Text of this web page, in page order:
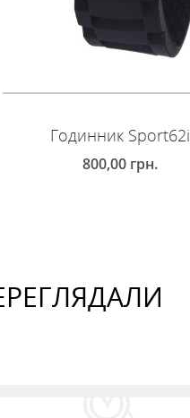
Годинник Sport62i
800,00 грн.